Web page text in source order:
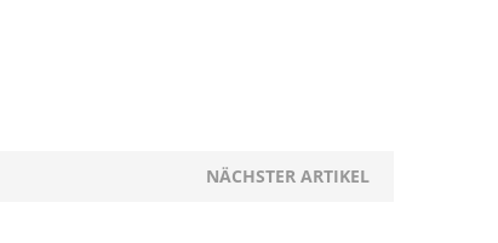
NÄCHSTER ARTIKEL